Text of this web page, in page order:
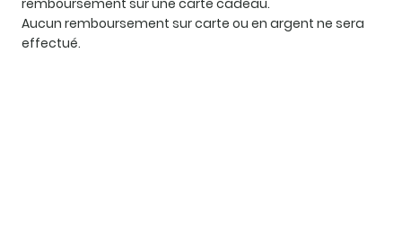
remboursement sur une carte cadeau.
Aucun remboursement sur carte ou en argent ne sera
effectué.